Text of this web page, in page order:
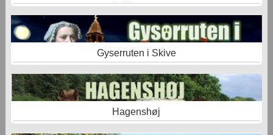
Gyserruten i Skive
Hagenshøj